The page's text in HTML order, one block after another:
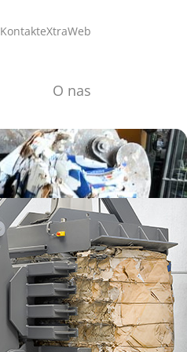
KontakteXtraWeb
O nas